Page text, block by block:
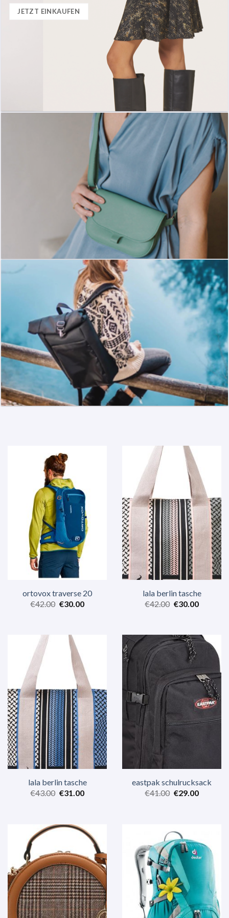
JETZT EINKAUFEN
ortovox traverse 20
€42.00 €30.00
lala berlin tasche
€42.00 €30.00
lala berlin tasche
€43.00 €31.00
eastpak schulrucksack
€41.00 €29.00